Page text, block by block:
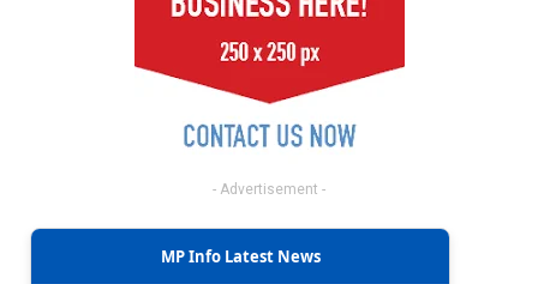
- Advertisement -
MP Info Latest News